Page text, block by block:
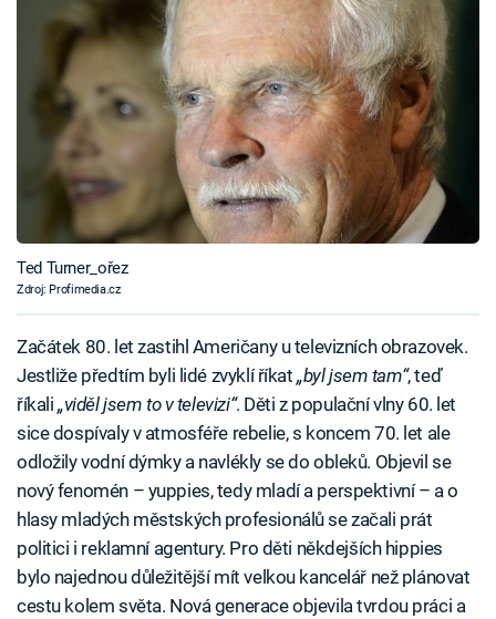
Ted Turner_ořez
Zdroj: Profimedia.cz
Začátek 80. let zastihl Američany u televizních obrazovek.
Jestliže předtím byli lidé zvyklí říkat„byl jsem tam“, teď
říkali„viděl jsem to v televizi“. Děti z populační vlny 60. let
sice dospívaly v atmosféře rebelie, s koncem 70. let ale
odložily vodní dýmky a navlékly se do obleků. Objevil se
nový fenomén – yuppies, tedy mladí a perspektivní – a o
hlasy mladých městských profesionálů se začali prát
politici i reklamní agentury. Pro děti někdejších hippies
bylo najednou důležitější mít velkou kancelář než plánovat
cestu kolem světa. Nová generace objevila tvrdou práci a